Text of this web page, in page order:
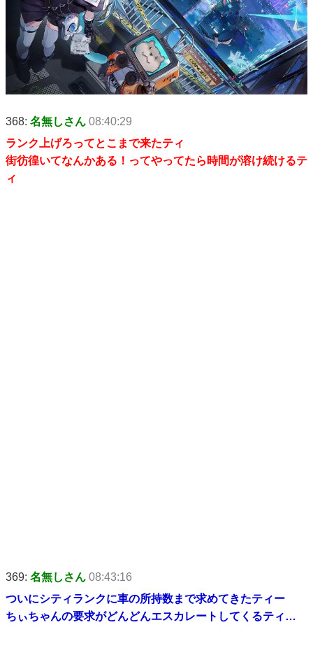
368: 名無しさん 08:40:29
ランク上げろってとこまで来たティ
街彷徨いてなんかある！ってやってたら時間が溶け続けるテ
ィ
369: 名無しさん 08:43:16
ついにシティランクに車の所持数まで求めてきたティー
ちぃちゃんの要求がどんどんエスカレートしてくるティ…